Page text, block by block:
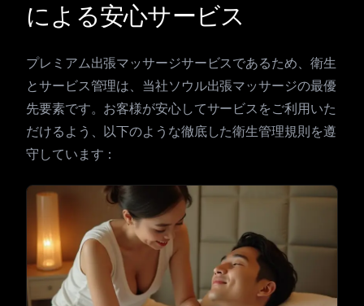
による安心サービス
プレミアム出張マッサージサービスであるため、衛生
とサービス管理は、当社ソウル出張マッサージの最優
先要素です。お客様が安心してサービスをご利用いた
だけるよう、以下のような徹底した衛生管理規則を遵
守しています：